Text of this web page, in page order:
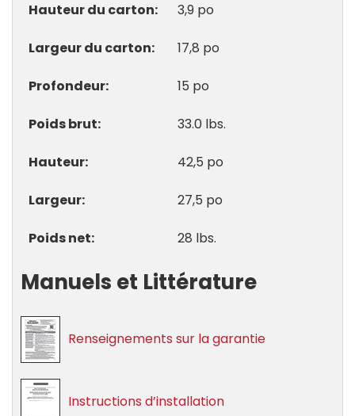
Hauteur du carton 3,9 po
Largeur du carton 17,8 po
Profondeur 15 po
Poids brut 33.0 lbs.
Hauteur 42,5 po
Largeur 27,5 po
Poids net 28 lbs.
Manuels et Littérature
Renseignements sur la garantie
Instructions d’installation